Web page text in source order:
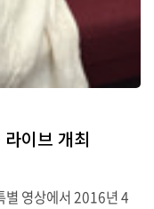
이브 개최
별 영상에서 2016년 4